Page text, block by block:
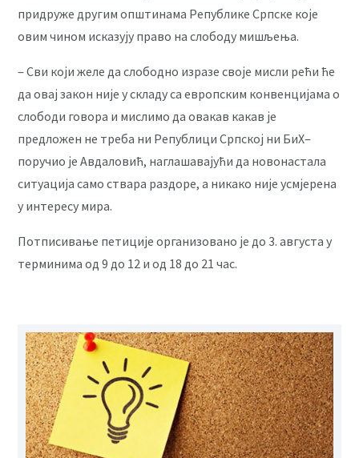
придруже другим општинама Републике Српске које
овим чином исказују право на слободу мишљења.
‒ Сви који желе да слободно изразе своје мисли рећи ће
да овај закон није у складу са европским конвенцијама о
слободи говора и мислимо да овакав какав је
предложен не треба ни Републици Српској ни БиХ‒
поручио је Авдаловић, наглашавајући да новонастала
ситуација само ствара раздоре, а никако није усмјерена
у интересу мира.
Потписивање петиције организовано је до 3. августа у
терминима од 9 до 12 и од 18 до 21 час.